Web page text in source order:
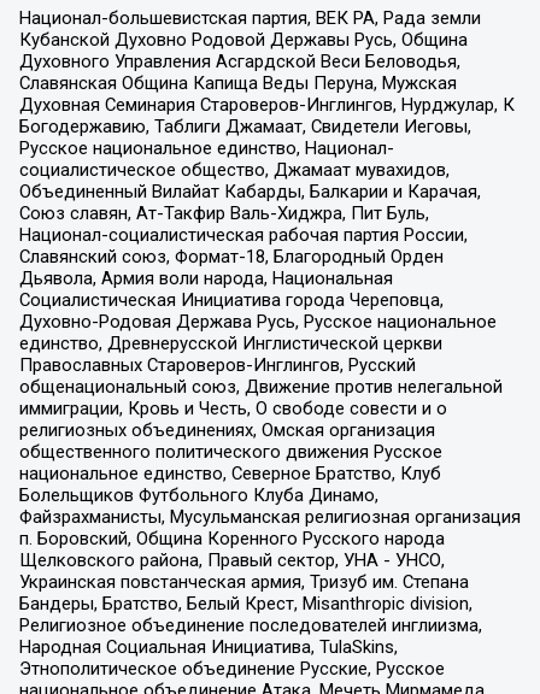
Национал-большевистская партия, ВЕК РА, Рада земли
Кубанской Духовно Родовой Державы Русь, Община
Духовного Управления Асгардской Веси Беловодья,
Славянская Община Капища Веды Перуна, Мужская
Духовная Семинария Староверов-Инглингов, Нурджулар, К
Богодержавию, Таблиги Джамаат, Свидетели Иеговы,
Русское национальное единство, Национал-
социалистическое общество, Джамаат мувахидов,
Объединенный Вилайат Кабарды, Балкарии и Карачая,
Союз славян, Ат-Такфир Валь-Хиджра, Пит Буль,
Национал-социалистическая рабочая партия России,
Славянский союз, Формат-18, Благородный Орден
Дьявола, Армия воли народа, Национальная
Социалистическая Инициатива города Череповца,
Духовно-Родовая Держава Русь, Русское национальное
единство, Древнерусской Инглистической церкви
Православных Староверов-Инглингов, Русский
общенациональный союз, Движение против нелегальной
иммиграции, Кровь и Честь, О свободе совести и о
религиозных объединениях, Омская организация
общественного политического движения Русское
национальное единство, Северное Братство, Клуб
Болельщиков Футбольного Клуба Динамо,
Файзрахманисты, Мусульманская религиозная организация
п. Боровский, Община Коренного Русского народа
Щелковского района, Правый сектор, УНА - УНСО,
Украинская повстанческая армия, Тризуб им. Степана
Бандеры, Братство, Белый Крест, Misanthropic division,
Религиозное объединение последователей инглиизма,
Народная Социальная Инициатива, TulaSkins,
Этнополитическое объединение Русские, Русское